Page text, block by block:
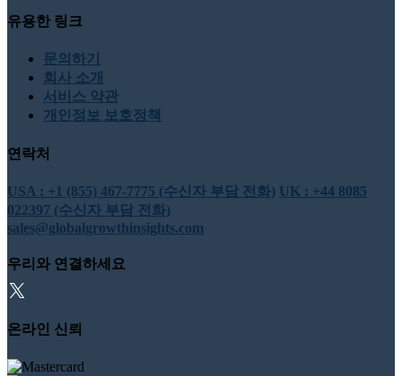
유용한 링크
문의하기
회사 소개
서비스 약관
개인정보 보호정책
연락처
USA : +1 (855) 467-7775 (수신자 부담 전화) UK : +44 8085
022397 (수신자 부담 전화)
sales@globalgrowthinsights.com
우리와 연결하세요
온라인 신뢰